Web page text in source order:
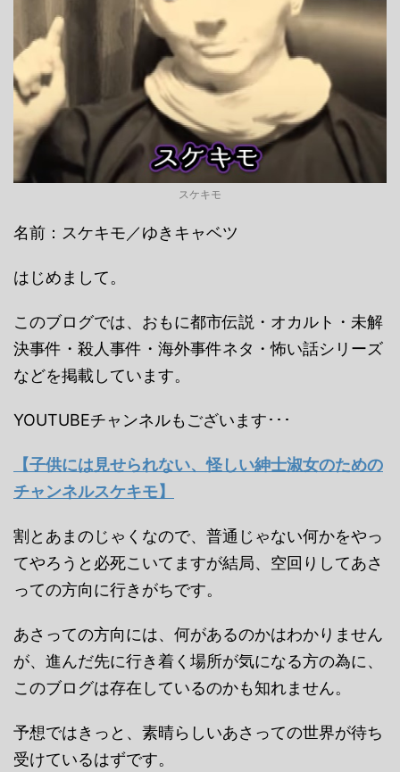
スケキモ
名前：スケキモ／ゆきキャベツ
はじめまして。
このブログでは、おもに都市伝説・オカルト・未解
決事件・殺人事件・海外事件ネタ・怖い話シリーズ
などを掲載しています。
YOUTUBEチャンネルもございます･･･
【子供には見せられない、怪しい紳士淑女のための
チャンネルスケキモ】
割とあまのじゃくなので、普通じゃない何かをやっ
てやろうと必死こいてますが結局、空回りしてあさ
っての方向に行きがちです。
あさっての方向には、何があるのかはわかりません
が、進んだ先に行き着く場所が気になる方の為に、
このブログは存在しているのかも知れません。
予想ではきっと、素晴らしいあさっての世界が待ち
受けているはずです。